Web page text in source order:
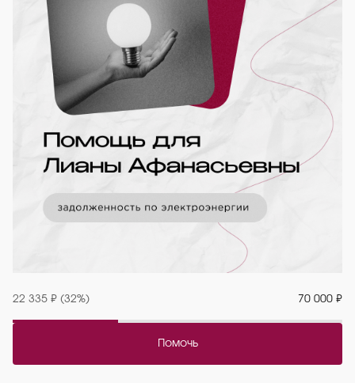
22 335 ₽ (32%) 70 000 ₽
Помочь